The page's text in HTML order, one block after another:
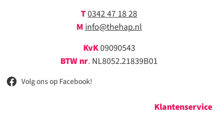
T0342 47 18 28
M info@thehap.nl
KvK09090543
BTW nr. NL8052.21839B01
Volg ons op Facebook!
Klantenservice